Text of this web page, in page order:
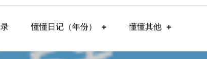
懂懂日记（年份） 懂懂其他